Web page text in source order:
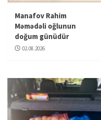
Manafov Rahim
Məmədəli oğlunun
doğum günüdür
02.08.2026